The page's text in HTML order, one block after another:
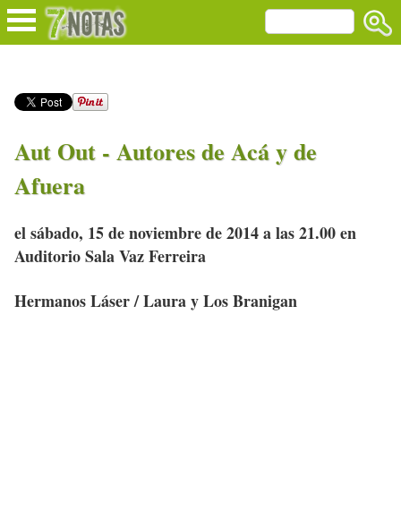
Aut Out - Autores de Acá y de
Afuera
el sábado, 15 de noviembre de 2014 a las 21.00 en
Auditorio Sala Vaz Ferreira
Hermanos Láser / Laura y Los Branigan